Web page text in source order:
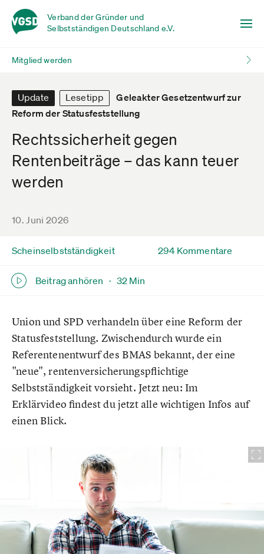
Verband der Gründer und
Selbstständigen Deutschland e.V.
Mitglied werden
Update Lesetipp
Geleakter Gesetzentwurf zur
Reform der Statusfeststellung
Rechtssicherheit gegen
Rentenbeiträge – das kann teuer
werden
10. Juni 2026
Scheinselbstständigkeit
Beitrag anhören · 32 Min
294 Kommentare
Union und SPD verhandeln über eine Reform der
Statusfeststellung. Zwischendurch wurde ein
Referentenentwurf des BMAS bekannt, der eine
"neue", rentenversicherungspflichtige
Selbstständigkeit vorsieht. Jetzt neu: Im
Erklärvideo findest du jetzt alle wichtigen Infos auf
einen Blick.